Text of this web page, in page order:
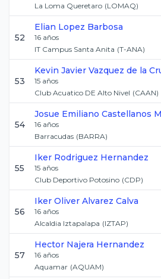
La Loma Queretaro (LOMAQ)
52
Elian Lopez Barbosa
16 años
IT Campus Santa Anita (T-ANA)
53
Kevin Javier Vazquez de la
15 años
Club Acuatico DE Alto Nivel (CAAN)
54
Josue Emiliano Castellanos
16 años
Barracudas (BARRA)
55
Iker Rodriguez Hernandez
15 años
Club Deportivo Potosino (CDP)
56
Iker Oliver Alvarez Calva
16 años
Alcaldia Iztapalapa (IZTAP)
57
Hector Najera Hernandez
16 años
Aquamar (AQUAM)